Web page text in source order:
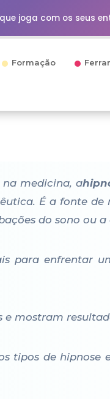
joga com os seus
Formação
na medicina, a
É a fonte
do sono ou a
para enfrentar
mostram
tipos de hipnose